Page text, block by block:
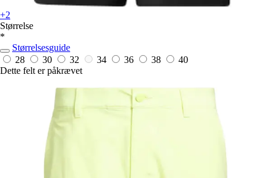
+2
Størrelse
*
Størrelsesguide
28
30 32 34 36 38
40
Dette felt er påkrævet